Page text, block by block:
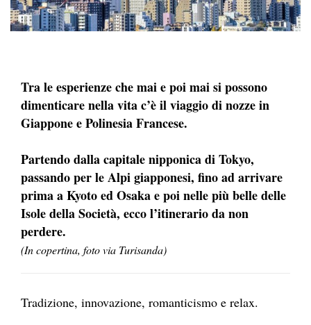
Tra le esperienze che mai e poi mai si possono
dimenticare nella vita c’è il viaggio di nozze in
Giappone e Polinesia Francese.
Partendo dalla capitale nipponica di Tokyo,
passando per le Alpi giapponesi, fino ad arrivare
prima a Kyoto ed Osaka e poi nelle più belle delle
Isole della Società, ecco l’itinerario da non
perdere.
(In copertina, foto via Turisanda)
Tradizione, innovazione, romanticismo e relax.